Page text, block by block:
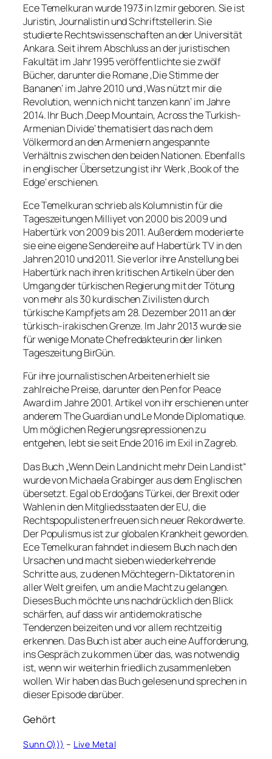
Ece Temelkuran wurde 1973 in Izmir geboren. Sie ist
Juristin, Journalistin und Schriftstellerin. Sie
studierte Rechtswissenschaften an der Universität
Ankara. Seit ihrem Abschluss an der juristischen
Fakultät im Jahr 1995 veröffentlichte sie zwölf
Bücher, darunter die Romane ‚Die Stimme der
Bananen‘ im Jahre 2010 und ‚Was nützt mir die
Revolution, wenn ich nicht tanzen kann‘ im Jahre
2014. Ihr Buch ‚Deep Mountain, Across the Turkish-
Armenian Divide‘ thematisiert das nach dem
Völkermord an den Armeniern angespannte
Verhältnis zwischen den beiden Nationen. Ebenfalls
in englischer Übersetzung ist ihr Werk ‚Book of the
Edge‘ erschienen.
Ece Temelkuran schrieb als Kolumnistin für die
Tageszeitungen Milliyet von 2000 bis 2009 und
Habertürk von 2009 bis 2011. Außerdem moderierte
sie eine eigene Sendereihe auf Habertürk TV in den
Jahren 2010 und 2011. Sie verlor ihre Anstellung bei
Habertürk nach ihren kritischen Artikeln über den
Umgang der türkischen Regierung mit der Tötung
von mehr als 30 kurdischen Zivilisten durch
türkische Kampfjets am 28. Dezember 2011 an der
türkisch-irakischen Grenze. Im Jahr 2013 wurde sie
für wenige Monate Chefredakteurin der linken
Tageszeitung BirGün.
Für ihre journalistischen Arbeiten erhielt sie
zahlreiche Preise, darunter den Pen for Peace
Award im Jahre 2001. Artikel von ihr erschienen unter
anderem The Guardian und Le Monde Diplomatique.
Um möglichen Regierungsrepressionen zu
entgehen, lebt sie seit Ende 2016 im Exil in Zagreb.
Das Buch „Wenn Dein Land nicht mehr Dein Land ist“
wurde von Michaela Grabinger aus dem Englischen
übersetzt. Egal ob Erdoğans Türkei, der Brexit oder
Wahlen in den Mitgliedsstaaten der EU, die
Rechtspopulisten erfreuen sich neuer Rekordwerte.
Der Populismus ist zur globalen Krankheit geworden.
Ece Temelkuran fahndet in diesem Buch nach den
Ursachen und macht sieben wiederkehrende
Schritte aus, zu denen Möchtegern-Diktatoren in
aller Welt greifen, um an die Macht zu gelangen.
Dieses Buch möchte uns nachdrücklich den Blick
schärfen, auf dass wir antidemokratische
Tendenzen beizeiten und vor allem rechtzeitig
erkennen. Das Buch ist aber auch eine Aufforderung,
ins Gespräch zu kommen über das, was notwendig
ist, wenn wir weiterhin friedlich zusammenleben
wollen. Wir haben das Buch gelesen und sprechen in
dieser Episode darüber.
Gehört
Sunn O))) – Live Metal